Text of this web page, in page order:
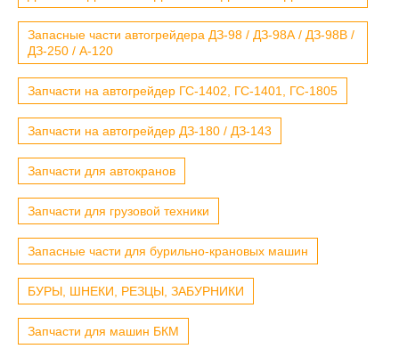
Запасные части автогрейдера ДЗ-98 / ДЗ-98А / ДЗ-98В /
ДЗ-250 / А-120
Запчасти на автогрейдер ГС-1402, ГС-1401, ГС-1805
Запчасти на автогрейдер ДЗ-180 / ДЗ-143
Запчасти для автокранов
Запчасти для грузовой техники
Запасные части для бурильно-крановых машин
БУРЫ, ШНЕКИ, РЕЗЦЫ, ЗАБУРНИКИ
Запчасти для машин БКМ